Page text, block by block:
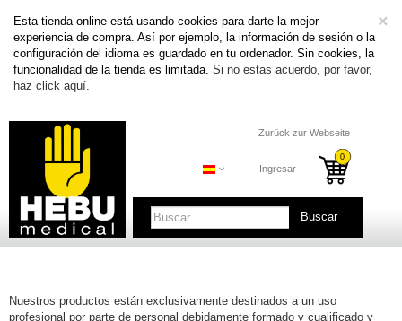
×
Esta tienda online está usando cookies para darte la mejor
experiencia de compra. Así por ejemplo, la información de sesión o la
configuración del idioma es guardado en tu ordenador. Sin cookies, la
funcionalidad de la tienda es limitada. Si no estas acuerdo, por favor,
haz click aquí.
Zurück zur Webseite
Ingresar
Buscar
Nuestros productos están exclusivamente destinados a un uso
profesional por parte de personal debidamente formado y cualificado y